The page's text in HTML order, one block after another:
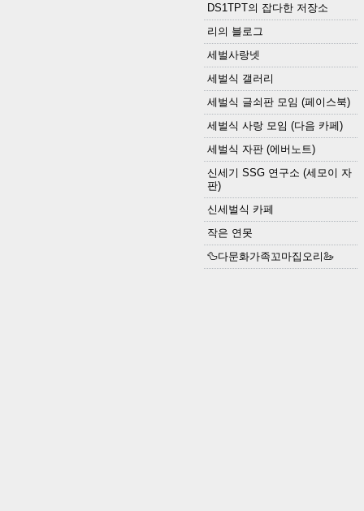
DS1TPT의 잡다한 저장소
리의 블로그
세벌사랑넷
세벌식 갤러리
세벌식 글쇠판 모임 (페이스북)
세벌식 사랑 모임 (다음 카페)
세벌식 자판 (에버노트)
신세기 SSG 연구소 (세모이 자
판)
신세벌식 카페
작은 연못
🦆다문화가족꼬마집오리🦢